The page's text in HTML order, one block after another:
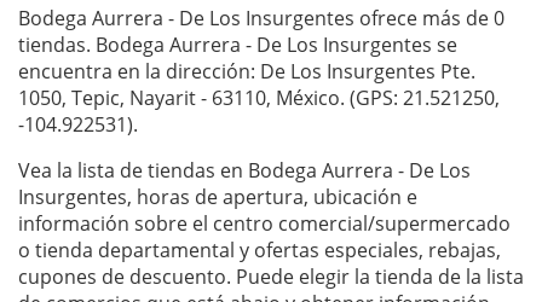
Bodega Aurrera - De Los Insurgentes ofrece más de 0
tiendas. Bodega Aurrera - De Los Insurgentes se
encuentra en la dirección: De Los Insurgentes Pte.
1050, Tepic, Nayarit - 63110, México. (GPS: 21.521250,
-104.922531).
Vea la lista de tiendas en Bodega Aurrera - De Los
Insurgentes, horas de apertura, ubicación e
información sobre el centro comercial/supermercado
o tienda departamental y ofertas especiales, rebajas,
cupones de descuento. Puede elegir la tienda de la lista